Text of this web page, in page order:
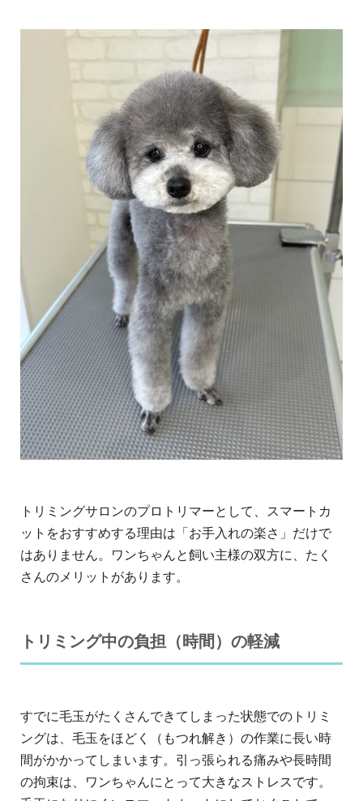
トリミングサロンのプロトリマーとして、スマートカ
ットをおすすめする理由は「お手入れの楽さ」だけで
はありません。ワンちゃんと飼い主様の双方に、たく
さんのメリットがあります。
トリミング中の負担（時間）の軽減
すでに毛玉がたくさんできてしまった状態でのトリミ
ングは、毛玉をほどく（もつれ解き）の作業に長い時
間がかかってしまいます。引っ張られる痛みや長時間
の拘束は、ワンちゃんにとって大きなストレスです。